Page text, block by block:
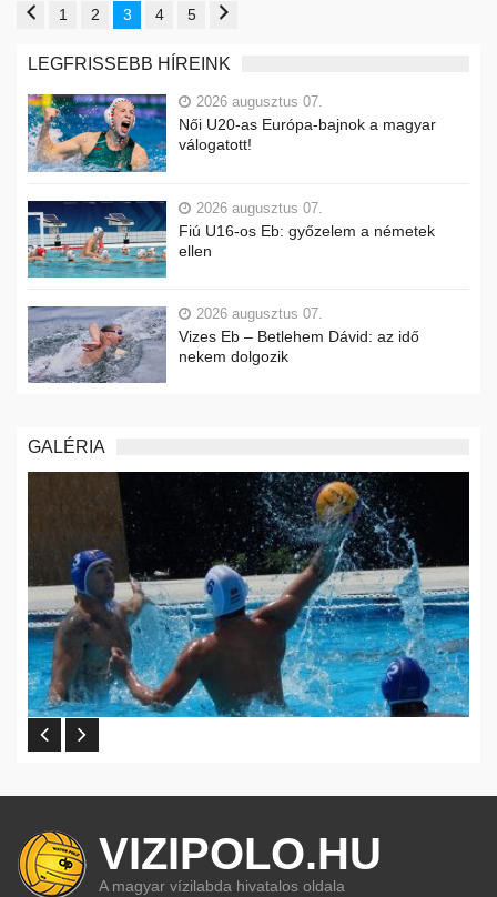
1 2 3 4 5
LEGFRISSEBB HÍREINK
2026 augusztus 07.
Női U20-as Európa-bajnok a magyar
válogatott!
2026 augusztus 07.
Fiú U16-os Eb: győzelem a németek
ellen
2026 augusztus 07.
Vizes Eb – Betlehem Dávid: az idő
nekem dolgozik
GALÉRIA
VIZIPOLO.HU
A magyar vízilabda hivatalos oldala